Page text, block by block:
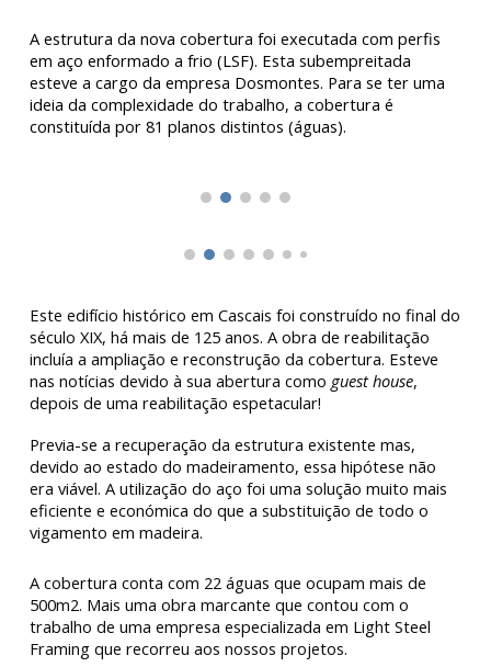
A estrutura da nova cobertura foi executada com perfis
em aço enformado a frio (LSF). Esta subempreitada
esteve a cargo da empresa Dosmontes. Para se ter uma
ideia da complexidade do trabalho, a cobertura é
constituída por 81 planos distintos (águas).
Este edifício histórico em Cascais foi construído no final do
século XIX, há mais de 125 anos. A obra de reabilitação
incluía a ampliação e reconstrução da cobertura. Esteve
nas notícias devido à sua abertura como guest house,
depois de uma reabilitação espetacular!
Previa-se a recuperação da estrutura existente mas,
devido ao estado do madeiramento, essa hipótese não
era viável. A utilização do aço foi uma solução muito mais
eficiente e económica do que a substituição de todo o
vigamento em madeira.
A cobertura conta com 22 águas que ocupam mais de
500m2. Mais uma obra marcante que contou com o
trabalho de uma empresa especializada em Light Steel
Framing que recorreu aos nossos projetos.